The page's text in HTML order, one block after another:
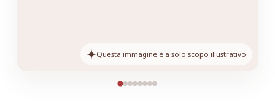
Questa immagine è a solo scopo illustrativo